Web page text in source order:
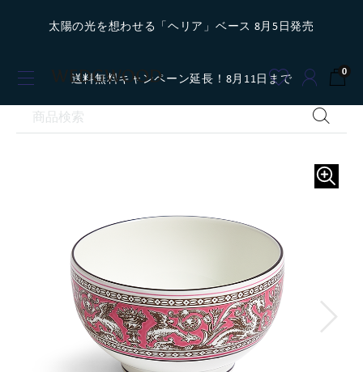
太陽の光を想わせる「ヘリア」ベース 8月5日発売
送料無料キャンペーン延長！8月11日まで 0